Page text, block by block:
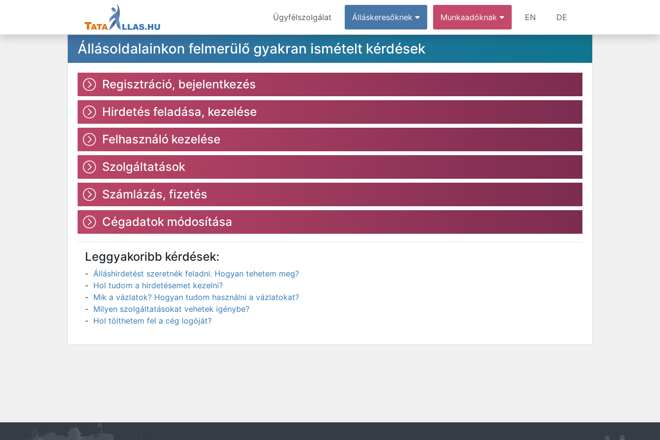
Ügyfélszolgálat Álláskeresőknek Munkaadóknak EN DE
Állásoldalainkon felmerülő gyakran ismételt kérdések
Regisztráció, bejelentkezés
Hirdetés feladása, kezelése
Felhasználó kezelése
Szolgáltatások
Számlázás, fizetés
Cégadatok módosítása
Leggyakoribb kérdések:
Álláshirdetést szeretnék feladni. Hogyan tehetem meg?
Hol tudom a hirdetésemet kezelni?
Mik a vázlatok? Hogyan tudom használni a vázlatokat?
Milyen szolgáltatásokat vehetek igénybe?
Hol tölthetem fel a cég logóját?